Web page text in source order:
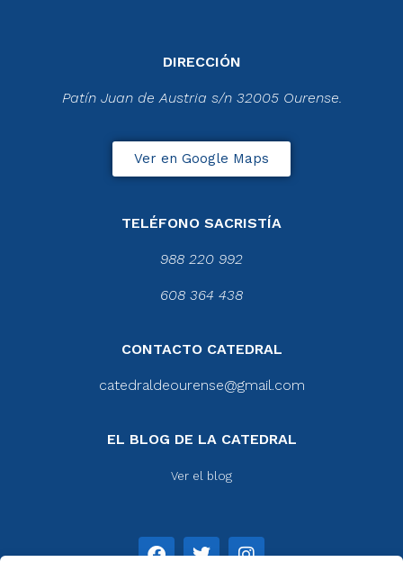
DIRECCIÓN
Patín Juan de Austria s/n 32005 Ourense.
Ver en Google Maps
TELÉFONO SACRISTÍA
988 220 992
608 364 438
CONTACTO CATEDRAL
catedraldeourense@gmail.com
EL BLOG DE LA CATEDRAL
Ver el blog